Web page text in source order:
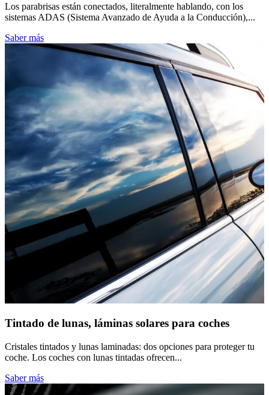
Los parabrisas están conectados, literalmente hablando, con los
sistemas ADAS (Sistema Avanzado de Ayuda a la Conducción),...
Saber más
Tintado de lunas, láminas solares para coches
Cristales tintados y lunas laminadas: dos opciones para proteger tu
coche. Los coches con lunas tintadas ofrecen...
Saber más